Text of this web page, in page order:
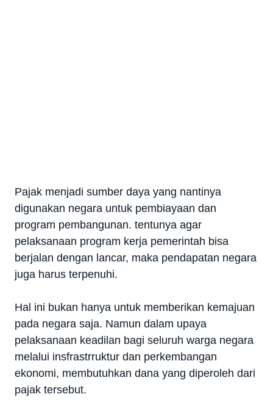
Pajak menjadi sumber daya yang nantinya
digunakan negara untuk pembiayaan dan
program pembangunan. tentunya agar
pelaksanaan program kerja pemerintah bisa
berjalan dengan lancar, maka pendapatan negara
juga harus terpenuhi.
Hal ini bukan hanya untuk memberikan kemajuan
pada negara saja. Namun dalam upaya
pelaksanaan keadilan bagi seluruh warga negara
melalui insfrastrruktur dan perkembangan
ekonomi, membutuhkan dana yang diperoleh dari
pajak tersebut.